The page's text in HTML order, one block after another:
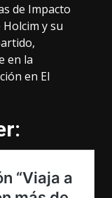
de Impacto
y su
en la
en El